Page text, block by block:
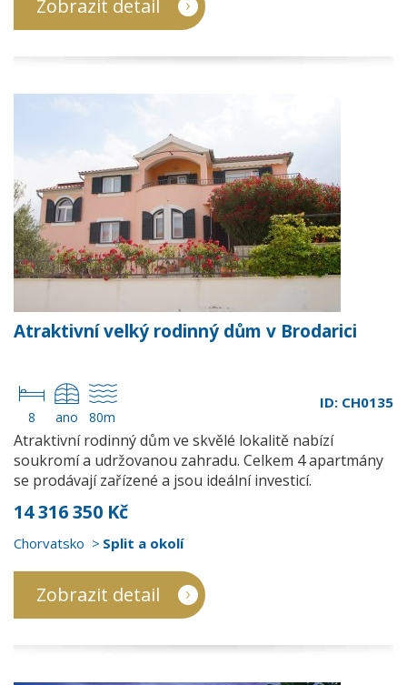
Zobrazit detail
Atraktivní velký rodinný dům v Brodarici
8 ano 80m
ID: CH0135
Atraktivní rodinný dům ve skvělé lokalitě nabízí
soukromí a udržovanou zahradu. Celkem 4 apartmány
se prodávají zařízené a jsou ideální investicí.
14 316 350 Kč
Chorvatsko Split a okolí
Zobrazit detail